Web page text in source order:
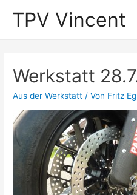
TPV Vincent
Werkstatt
Aus der Werkstatt / Von Fritz